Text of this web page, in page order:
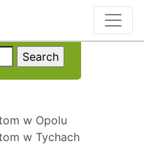
w Opolu
w Tychach